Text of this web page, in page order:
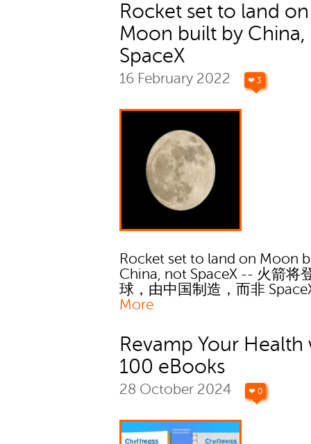
Rocket set to land on
Moon built by
SpaceX
16 February 2022 ❤ 3
Rocket set to land on Moon
China, not SpaceX -- 火箭将
球，由中国制造，而非
More
Revamp Your Health
100 eBooks
28 October 2024 ❤ 0